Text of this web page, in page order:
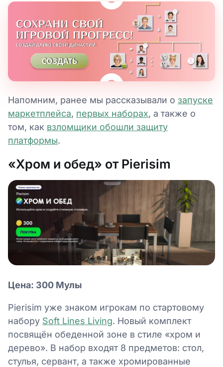
Напомним, ранее мы рассказывали о запуске
маркетплейса, первых наборах, а также о
том, как взломщики обошли защиту
платформы.
«Хром и обед» от Pierisim
Цена: 300 Мулы
Pierisim уже знаком игрокам по стартовому
набору Soft Lines Living. Новый комплект
посвящён обеденной зоне в стиле «хром и
дерево». В набор входят 8 предметов: стол,
стулья, сервант, а также хромированные